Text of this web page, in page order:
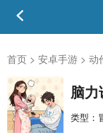
首页 > 安卓手游 > 动
脑
类型：